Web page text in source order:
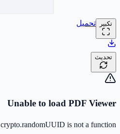
تكبير تحميل
تحديث
Unable to load PDF Viewer
crypto.randomUUID is not a function